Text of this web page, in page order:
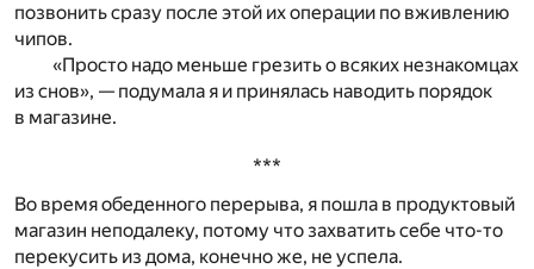
позвонить сразу после этой их операции по вживлению
чипов.
«Просто надо меньше грезить о всяких незнакомцах
из снов», — подумала я и принялась наводить порядок
в магазине.
***
Во время обеденного перерыва, я пошла в продуктовый
магазин неподалеку, потому что захватить себе что-то
перекусить из дома, конечно же, не успела.